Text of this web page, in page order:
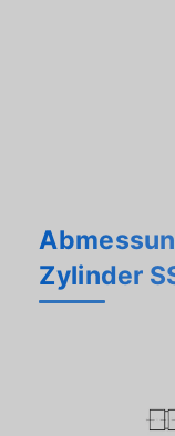
Zylinder